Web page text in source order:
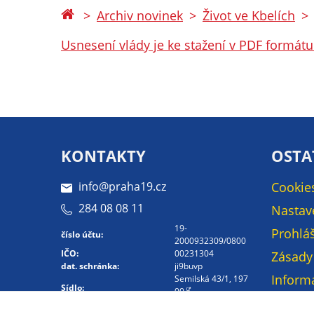
Archiv novinek Život ve Kbelích
Usnesení vlády je ke stažení v PDF
KONTAKTY
info@praha19.cz
284 08 08 11
číslo účtu:
19-
2000932309/0800
IČO:
00231304
dat. schránka:
ji9buvp
Sídlo:
Semilská 43/1, 197
00